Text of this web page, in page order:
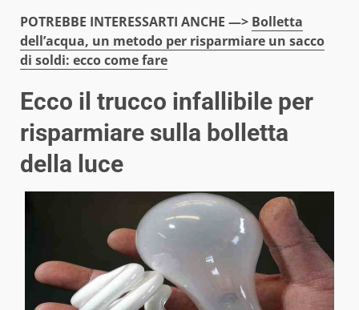
POTREBBE INTERESSARTI ANCHE —> Bolletta
dell’acqua, un metodo per risparmiare un sacco
di soldi: ecco come fare
Ecco il trucco infallibile per
risparmiare sulla bolletta
della luce